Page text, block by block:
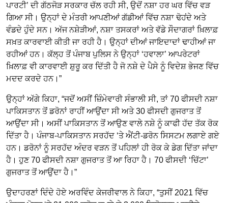
ਪਾਰਟੀ’ ਦੀ ਗੱਠਜੋੜ ਸਰਕਾਰ ਚੱਲ ਰਹੀ ਸੀ, ਉਦੋਂ ਨਸ਼ਾ ਹਰ ਘਰ ਵਿੱਚ ਵੜ
ਗਿਆ ਸੀ। ਉਨ੍ਹਾਂ ਦੇ ਮੰਤਰੀ ਆਪਣੀਆਂ ਗੱਡੀਆਂ ਵਿੱਚ ਨਸ਼ਾ ਢੋਹਂਦੇ ਅਤੇ
ਵੰਡਦੇ ਹੁੰਦੇ ਸਨ। ਅੱਜ ਨਸ਼ੇੜੀਆਂ, ਨਸ਼ਾ ਤਸਕਰਾਂ ਅਤੇ ਵੱਡੇ ਸੌਦਾਗਰਾਂ ਖ਼ਿਲਾਫ਼
ਸਖ਼ਤ ਕਾਰਵਾਈ ਕੀਤੀ ਜਾ ਰਹੀ ਹੈ। ਉਨ੍ਹਾਂ ਦੀਆਂ ਜਾਇਦਾਦਾਂ ਢਾਹੀਆਂ ਜਾ
ਰਹੀਆਂ ਹਨ। ਕੱਲ੍ਹ ਤੋਂ ਪੰਜਾਬ ਪੁਲਿਸ ਨੇ ਉਨ੍ਹਾਂ ‘ਹਵਾਲਾ’ ਆਪਰੇਟਰਾਂ
ਖ਼ਿਲਾਫ਼ ਵੀ ਕਾਰਵਾਈ ਸ਼ੁਰੂ ਕਰ ਦਿੱਤੀ ਹੈ ਜੋ ਨਸ਼ੇ ਦੇ ਪੈਸੇ ਨੂੰ ਵਿਦੇਸ਼ ਭੇਜਣ ਵਿੱਚ
ਮਦਦ ਕਰਦੇ ਹਨ।”
ਉਨ੍ਹਾਂ ਅੱਗੇ ਕਿਹਾ, “ਜਦੋਂ ਅਸੀਂ ਜ਼ਿੰਮੇਵਾਰੀ ਸੰਭਾਲੀ ਸੀ, ਤਾਂ 70 ਫੀਸਦੀ ਨਸ਼ਾ
ਪਾਕਿਸਤਾਨ ਤੋਂ ਡਰੋਨਾਂ ਰਾਹੀਂ ਆਉਂਦਾ ਸੀ ਅਤੇ 30 ਫੀਸਦੀ ਗੁਜਰਾਤ ਤੋਂ
ਆਉਂਦਾ ਸੀ। ਅਸੀਂ ਪਾਕਿਸਤਾਨ ਤੋਂ ਆਉਣ ਵਾਲੇ ਨਸ਼ੇ ਨੂੰ ਕਾਫੀ ਹੱਦ ਤੱਕ ਰੋਕ
ਦਿੱਤਾ ਹੈ। ਪੰਜਾਬ-ਪਾਕਿਸਤਾਨ ਸਰਹੱਦ ‘ਤੇ ਐਂਟੀ-ਡਰੋਨ ਸਿਸਟਮ ਲਗਾਏ ਗਏ
ਹਨ। ਡਰੋਨਾਂ ਨੂੰ ਸਰਹੱਦ ਅੰਦਰ ਵੜਨ ਤੋਂ ਪਹਿਲਾਂ ਹੀ ਰੋਕ ਕੇ ਡੇਗ ਦਿੱਤਾ ਜਾਂਦਾ
ਹੈ। ਹੁਣ 70 ਫੀਸਦੀ ਨਸ਼ਾ ਗੁਜਰਾਤ ਤੋਂ ਆ ਰਿਹਾ ਹੈ। 70 ਫੀਸਦੀ ‘ਚਿੱਟਾ’
ਗੁਜਰਾਤ ਤੋਂ ਆਉਂਦਾ ਹੈ।”
ਉਦਾਹਰਣਾਂ ਦਿੰਦੇ ਹੋਏ ਅਰਵਿੰਦ ਕੇਜਰੀਵਾਲ ਨੇ ਕਿਹਾ, “ਤੁਸੀਂ 2021 ਵਿੱਚ